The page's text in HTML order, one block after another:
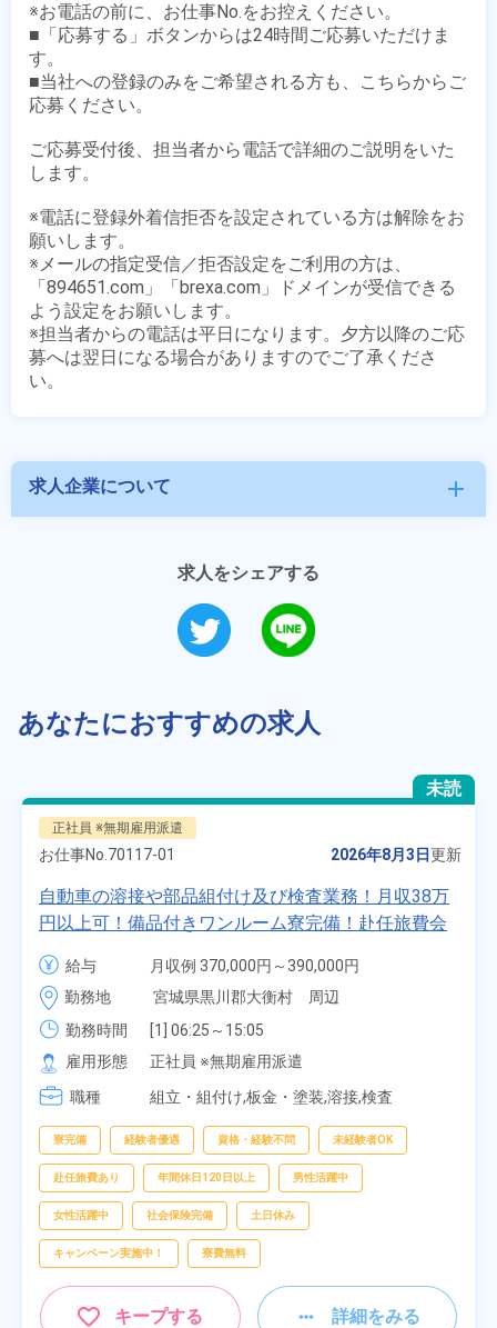
※お電話の前に、お仕事No.をお控えください。
■「応募する」ボタンからは24時間ご応募いただけま
す。
■当社への登録のみをご希望される方も、こちらからご
応募ください。
ご応募受付後、担当者から電話で詳細のご説明をいた
します。
※電話に登録外着信拒否を設定されている方は解除をお
願いします。
※メールの指定受信／拒否設定をご利用の方は、
「894651.com」「brexa.com」ドメインが受信できる
よう設定をお願いします。
※担当者からの電話は平日になります。夕方以降のご応
募へは翌日になる場合がありますのでご了承くださ
求人企業について add
求人をシェアする
あなたにおすすめの求人
未読
正社員 ※無期雇用派遣
お仕事No. 70117-01 2026年8月3日更新
自動車の溶接や部品組付け及び検査業務！月収38万
円以上可！備品付きワンルーム寮完備！赴任旅費会
社負担★人気の土日休み！昇給＆業績賞与あり！
車・バイク通勤可！無料駐車場あり！カップルでの
応募OK★《宮城県大衡村》
給与
月収例 370,000円～390,000円
時給 1,700円～1,700円
勤務地
宮城県黒川郡大衡村　周辺
勤務時間
[1] 06:25～15:05
[2] 16:00～00:40
[3] 16:30～01:10
[4] 08:00～16:40
雇用形態
正社員 ※無期雇用派遣
職種
組立・組付け,板金・塗装,溶接,検査
寮完備 経験者優遇 資格・経験不問 未経験者OK
赴任旅費あり 年間休日120日以上 男性活躍中
女性活躍中 社会保険完備 土日休み
キャンペーン実施中！ 寮費無料
キープする 詳細をみる